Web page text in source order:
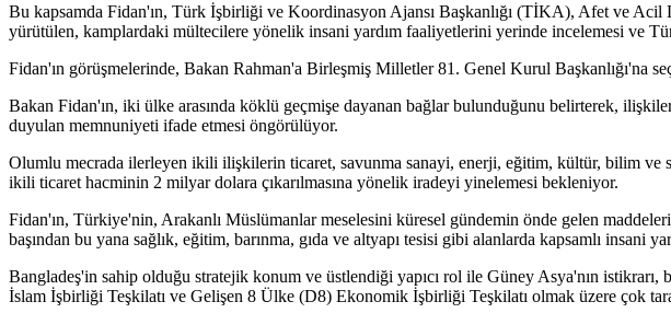
Bu kapsamda Fidan'ın, Türk İşbirliği ve Koordinasyon Ajansı Başkanlığı (TİKA), Afet ve
yürütülen, kamplardaki mültecilere yönelik insani yardım faaliyetlerini yerinde incelemesi ve
Fidan'ın görüşmelerinde, Bakan Rahman'a Birleşmiş Milletler 81. Genel Kurul Başkanlığı'na
Bakan Fidan'ın, iki ülke arasında köklü geçmişe dayanan bağlar bulunduğunu belirterek,
duyulan memnuniyeti ifade etmesi öngörülüyor.
Olumlu mecrada ilerleyen ikili ilişkilerin ticaret, savunma sanayi, enerji, eğitim, kültür, bilim ve
ikili ticaret hacminin 2 milyar dolara çıkarılmasına yönelik iradeyi yinelemesi bekleniyor.
Fidan'ın, Türkiye'nin, Arakanlı Müslümanlar meselesini küresel gündemin önde gelen
başından bu yana sağlık, eğitim, barınma, gıda ve altyapı tesisi gibi alanlarda kapsamlı
Bangladeş'in sahip olduğu stratejik konum ve üstlendiği yapıcı rol ile Güney Asya'nın
İslam İşbirliği Teşkilatı ve Gelişen 8 Ülke (D8) Ekonomik İşbirliği Teşkilatı olmak üzere çok